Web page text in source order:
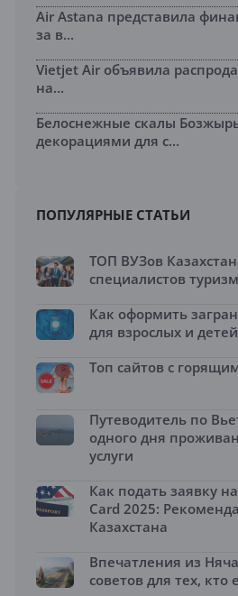
Air Astana представила
за в...
Vietjet Air объявила
на...
Белоснежные скалы
декорациями для с...
ПОПУЛЯРНЫЕ СТАТЬИ
ТОП ВУЗов
специалистов
Как оформить
для взрослых и детей
Топ сайтов с
Путеводитель по
одного дня
услуги
Как подать заявку
Card 2025:
Казахстана
Впечатления из
советов для тех, кто